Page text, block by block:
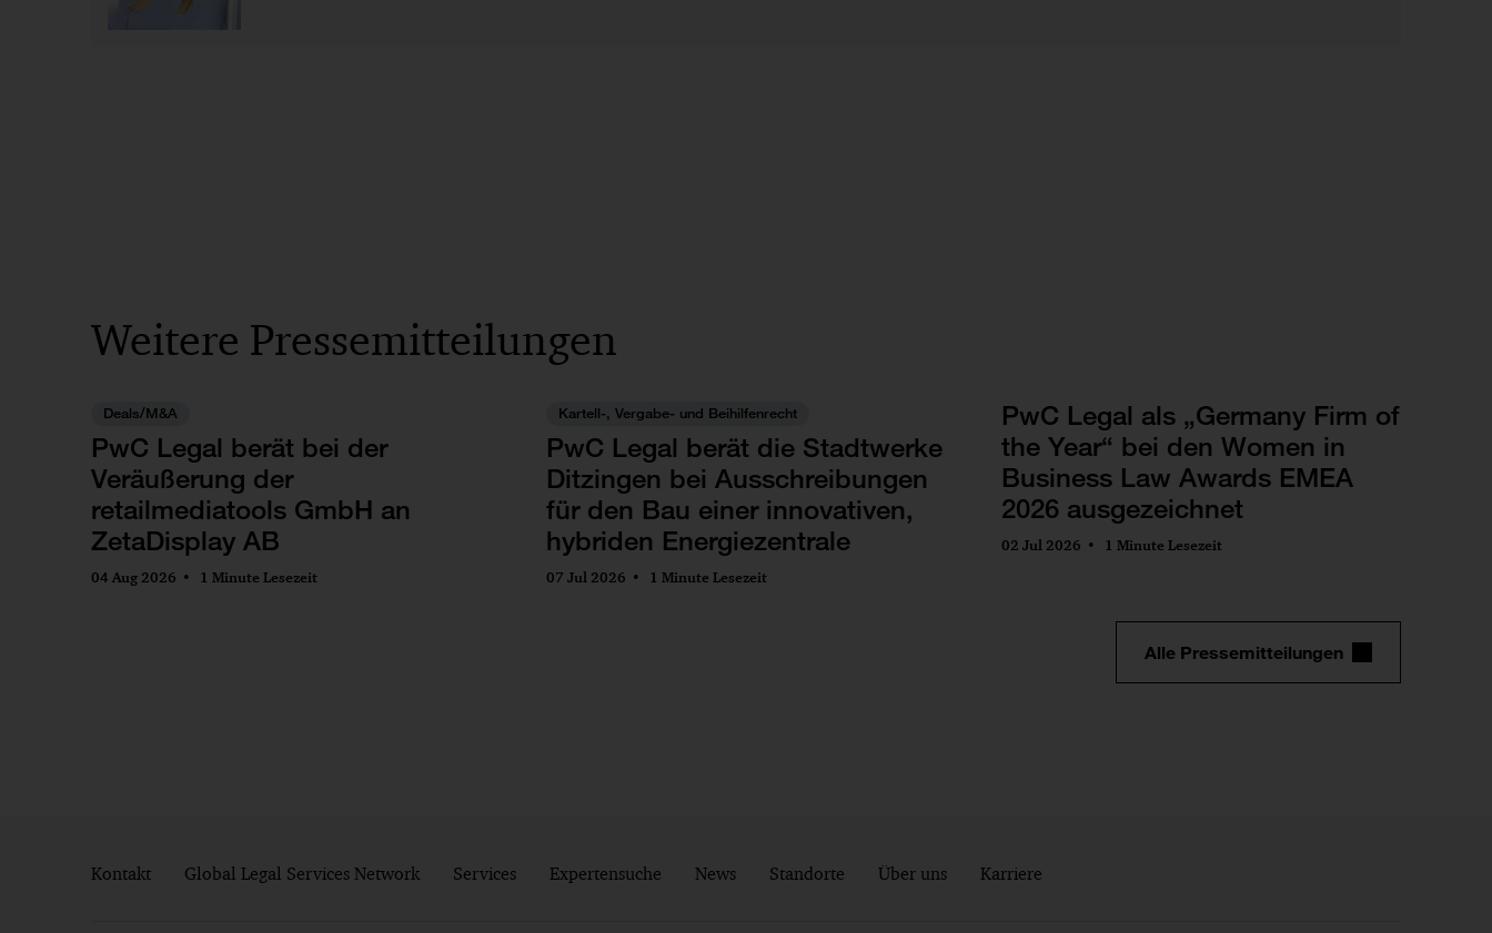
Weitere Pressemitteilungen
Deals/M&A
PwC Legal berät bei der
Veräußerung der
retailmediatools GmbH an
ZetaDisplay AB
04 Aug 2026 1 Minute Lesezeit
Kartell-, Vergabe- und Beihilfenrecht
PwC Legal berät die Stadtwerke
Ditzingen bei Ausschreibungen
für den Bau einer innovativen,
hybriden Energiezentrale
07 Jul 2026 1 Minute Lesezeit
PwC Legal als „Germany Firm of
the Year“ bei den Women in
Business Law Awards EMEA
2026 ausgezeichnet
02 Jul 2026 1 Minute Lesezeit
Alle Pressemitteilungen
Kontakt Global Legal Services Network Services Expertensuche News Standorte Über uns Karriere